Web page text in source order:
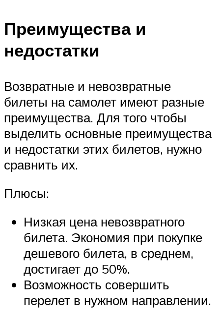
Преимущества и
недостатки
Возвратные и невозвратные
билеты на самолет имеют разные
преимущества. Для того чтобы
выделить основные преимущества
и недостатки этих билетов, нужно
сравнить их.
Плюсы:
Низкая цена невозвратного
билета. Экономия при покупке
дешевого билета, в среднем,
достигает до 50%.
Возможность совершить
перелет в нужном направлении.